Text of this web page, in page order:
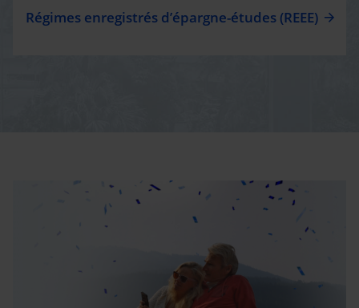
Régimes enregistrés d’épargne-études (REEE)